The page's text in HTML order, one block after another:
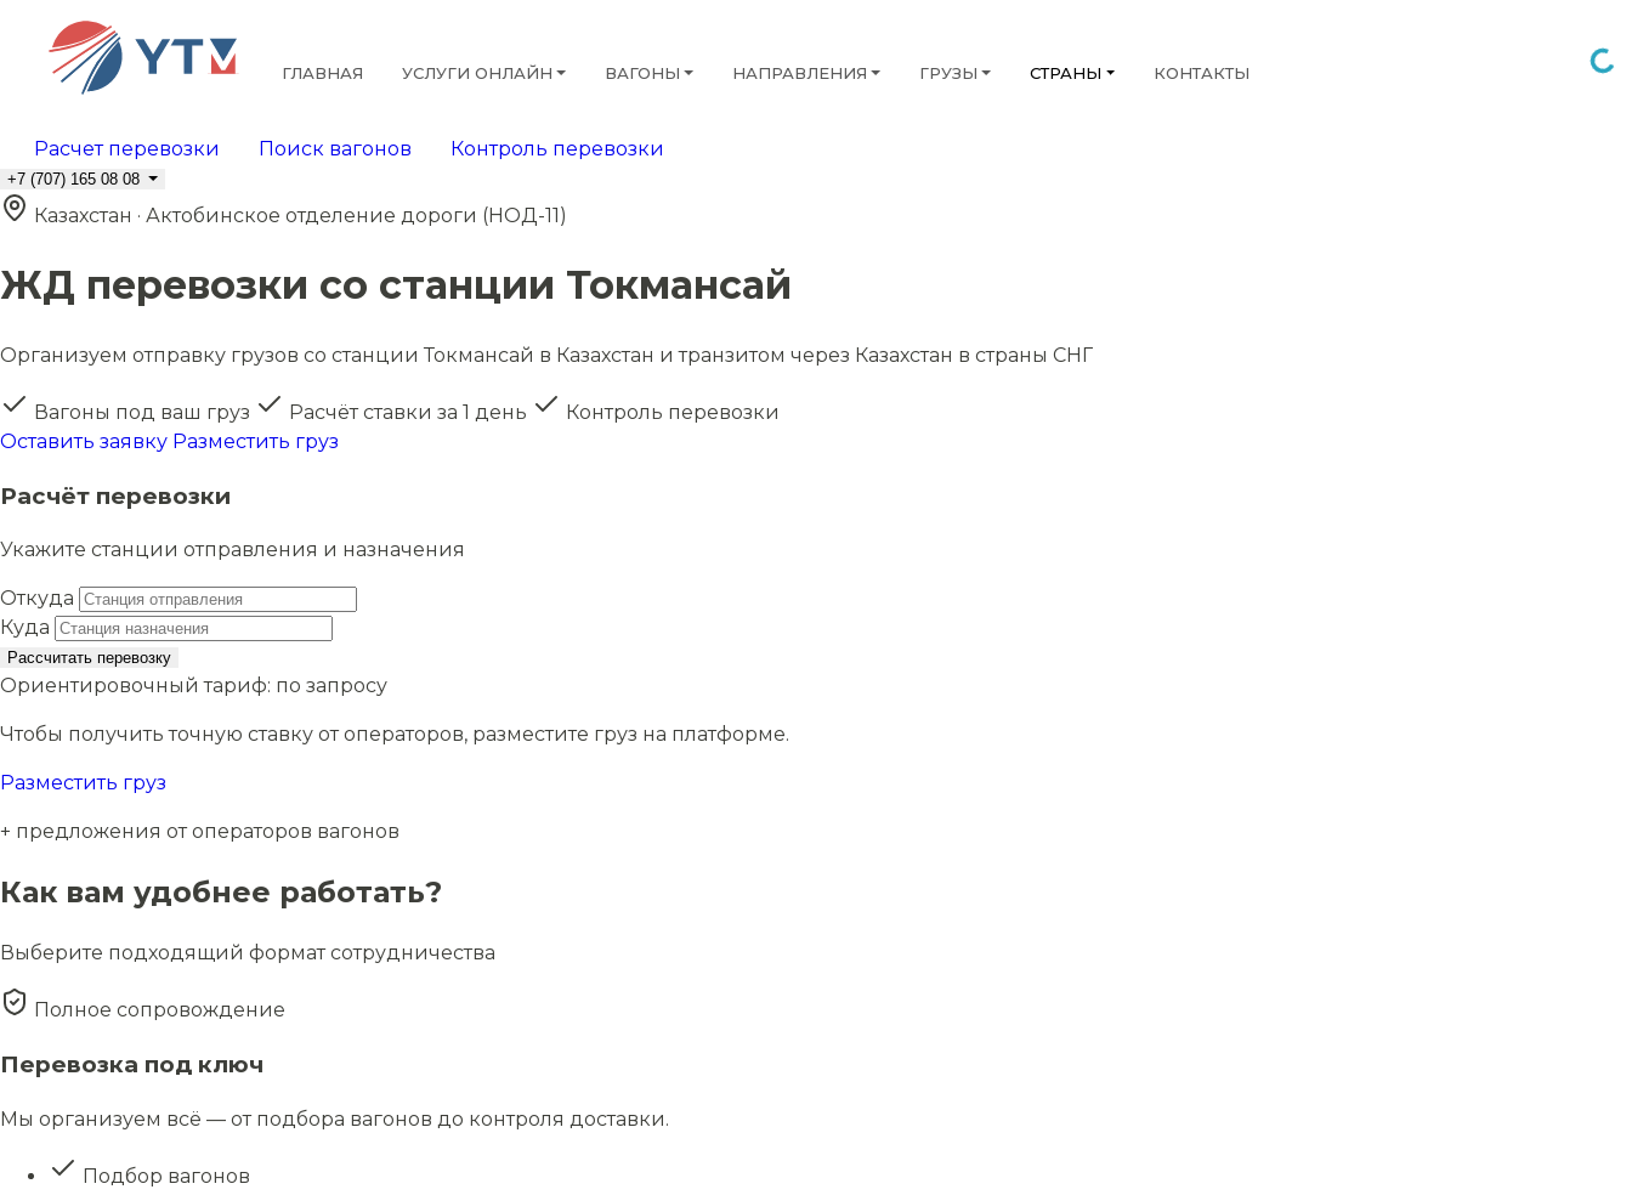
ГЛАВНАЯ УСЛУГИ ОНЛАЙН ВАГОНЫ НАПРАВЛЕНИЯ ГРУЗЫ СТРАНЫ КОНТАКТЫ
Расчет перевозки Поиск вагонов Контроль перевозки
+7 (707) 165 08 08
Казахстан · Актобинское отделение дороги (НОД-11)
ЖД перевозки со станции Токмансай
Организуем отправку грузов со станции Токмансай в Казахстан и транзитом через Казахстан в страны СНГ
Вагоны под ваш груз Расчёт ставки за 1 день
Контроль перевозки
Оставить заявку Разместить груз
Расчёт перевозки
Укажите станции отправления и назначения
Откуда
Куда
Рассчитать перевозку
Ориентировочный тариф: по запросу
Чтобы получить точную ставку от операторов, разместите груз на платформе.
Разместить груз
+ предложения от операторов вагонов
Как вам удобнее работать?
Выберите подходящий формат сотрудничества
Полное сопровождение
Перевозка под ключ
Мы организуем всё — от подбора вагонов до контроля доставки.
Подбор вагонов